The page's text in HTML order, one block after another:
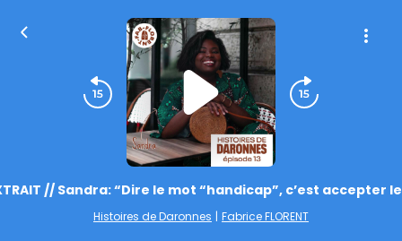
// Sandra: “Dire le mot “handicap”, c’est accepter
Histoires de Daronnes | Fabrice FLORENT